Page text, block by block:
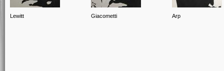
Lewitt Giacometti Arp